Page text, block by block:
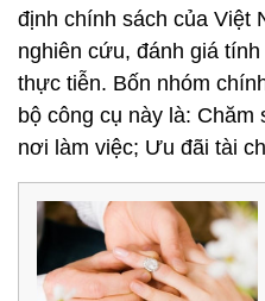
định chính sách của Việt
nghiên cứu, đánh giá
thực tiễn. Bốn nhóm
bộ công cụ này là: Chăm
nơi làm việc; Ưu đãi tài